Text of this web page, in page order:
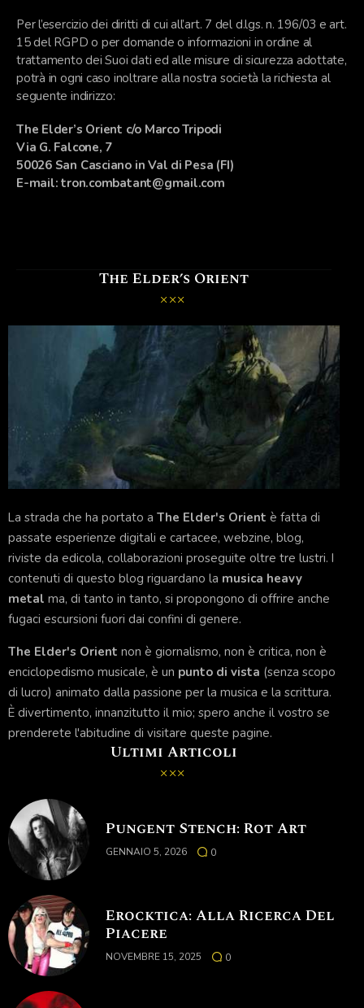
Per l’esercizio dei diritti di cui all’art. 7 del d.lgs. n. 196/03 e art.
15 del RGPD o per domande o informazioni in ordine al
trattamento dei Suoi dati ed alle misure di sicurezza adottate,
potrà in ogni caso inoltrare alla nostra società la richiesta al
seguente indirizzo:
The Elder’s Orient c/o Marco Tripodi
Via G. Falcone, 7
50026 San Casciano in Val di Pesa (FI)
E-mail: tron.combatant@gmail.com
The Elder’s Orient
La strada che ha portato a The Elder's Orient è fatta di
passate esperienze digitali e cartacee, webzine, blog,
riviste da edicola, collaborazioni proseguite oltre tre lustri. I
contenuti di questo blog riguardano la musica heavy
metal ma, di tanto in tanto, si propongono di offrire anche
fugaci escursioni fuori dai confini di genere.
The Elder's Orient non è giornalismo, non è critica, non è
enciclopedismo musicale, è un punto di vista (senza scopo
di lucro) animato dalla passione per la musica e la scrittura.
È divertimento, innanzitutto il mio; spero anche il vostro se
prenderete l'abitudine di visitare queste pagine.
Ultimi Articoli
Pungent Stench: Rot Art
GENNAIO 5, 2026 0
Erocktica: Alla Ricerca Del
Piacere
NOVEMBRE 15, 2025 0